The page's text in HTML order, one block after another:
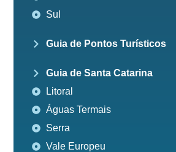
Sul
Guia de Pontos Turísticos
Guia de Santa Catarina
Litoral
Águas Termais
Serra
Vale Europeu